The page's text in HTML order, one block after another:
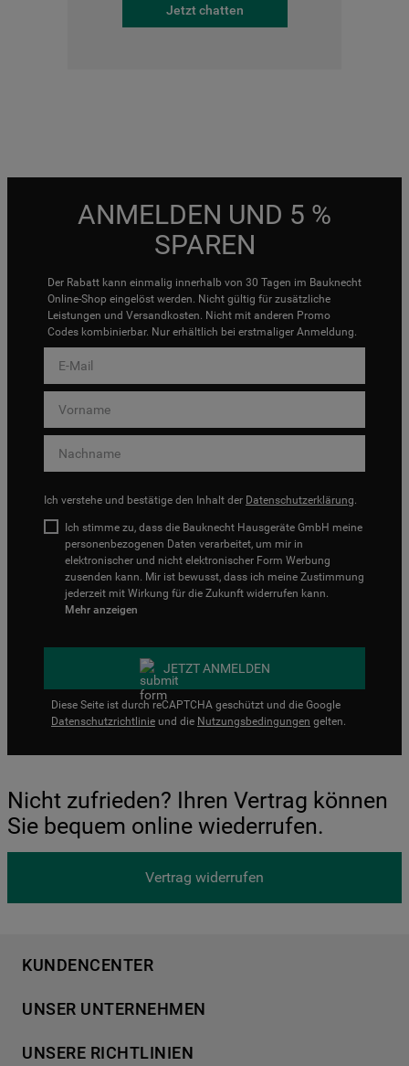
Jetzt chatten
ANMELDEN UND 5 %
SPAREN
Der Rabatt kann einmalig innerhalb von 30 Tagen im Bauknecht
Online-Shop eingelöst werden. Nicht gültig für zusätzliche
Leistungen und Versandkosten. Nicht mit anderen Promo
Codes kombinierbar. Nur erhältlich bei erstmaliger Anmeldung.
Ich verstehe und bestätige den Inhalt der Datenschutzerklärung.
Ich stimme zu, dass die Bauknecht Hausgeräte GmbH meine
personenbezogenen Daten verarbeitet, um mir in
elektronischer und nicht elektronischer Form Werbung
zusenden kann. Mir ist bewusst, dass ich meine Zustimmung
jederzeit mit Wirkung für die Zukunft widerrufen kann.
Mehr anzeigen
JETZT ANMELDEN
Diese Seite ist durch reCAPTCHA geschützt und die Google
Datenschutzrichtlinie und die Nutzungsbedingungen gelten.
Nicht zufrieden? Ihren Vertrag können
Sie bequem online wiederrufen.
Vertrag widerrufen
KUNDENCENTER
Händlersuche
Häufige Fragen
UNSER UNTERNEHMEN
Für Händler
UNSERE RICHTLINIEN